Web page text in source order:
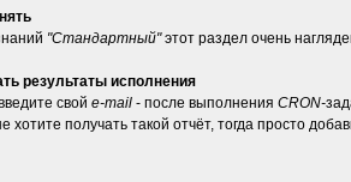
"Стандартный"этот раздел очень
результаты исполнения
свой e-mail - после выполнения CRON-
хотите получать такой отчёт, тогда просто